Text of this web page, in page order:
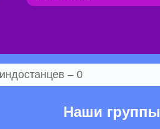
– 0
Наши группы